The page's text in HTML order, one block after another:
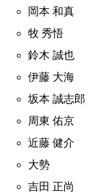
岡本 和真
牧 秀悟
鈴木 誠也
伊藤 大海
坂本 誠志郎
周東 佑京
近藤 健介
大勢
吉田 正尚